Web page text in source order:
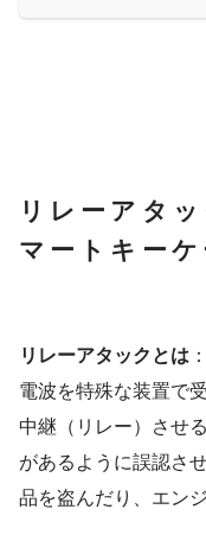
リレーアタ
マートキーケ
リレーアタックとは
電波を特殊な装置で
中継（リレー）させ
があるように誤認さ
品を盗んだり、エン